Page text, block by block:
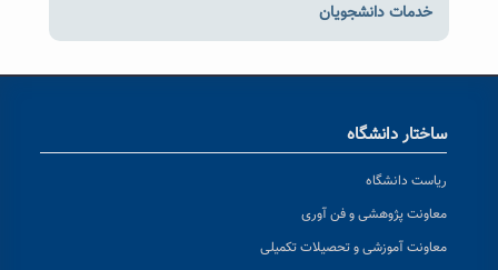
خدمات دانشجویان
ساختار دانشگاه
ریاست دانشگاه
معاونت پژوهشی و فن آوری
معاونت آموزشی و تحصیلات تکمیلی